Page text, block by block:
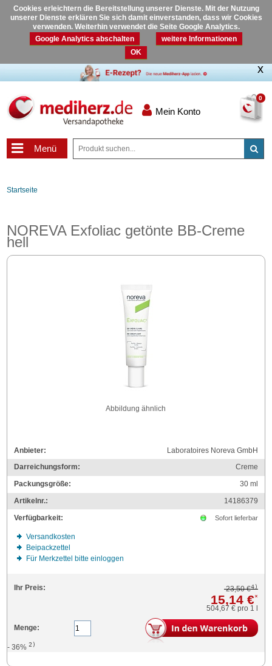
Cookies erleichtern die Bereitstellung unserer Dienste. Mit der Nutzung
unserer Dienste erklären Sie sich damit einverstanden, dass wir Cookies
verwenden. Weiterhin verwendet die Seite Google Analytics.
Google Analytics abschalten
weitere Informationen
OK
0
Mein Konto
Menü
Startseite
NOREVA Exfoliac getönte BB-Creme
hell
Abbildung ähnlich
Anbieter:
Laboratoires Noreva GmbH
Darreichungsform:
Creme
Packungsgröße:
30ml
Artikelnr.:
14186379
Verfügbarkeit:
Sofort lieferbar
Versandkosten
Beipackzettel
Für Merkzettel bitte einloggen
Ihr Preis: 23,50 €4)
15,14 €*
504,67 € pro 1 l
Menge:
- 36%2)